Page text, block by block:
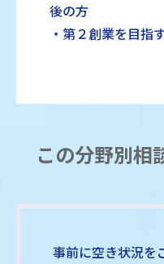
後の方
・第２創業を目指
この分野別相
事前に空き状況を